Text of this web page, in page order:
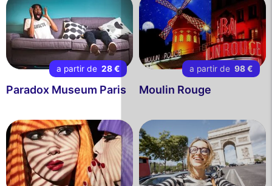
a partir de 28 €
Paradox Museum Paris
a partir de 98 €
Moulin Rouge